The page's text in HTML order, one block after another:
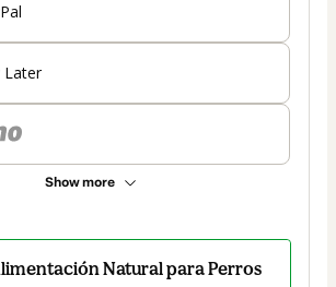
Later
Show more
Natural para Perros